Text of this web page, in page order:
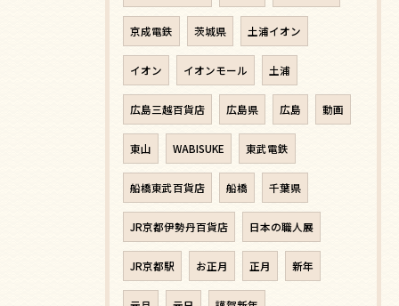
京成電鉄 茨城県 土浦イオン
イオン イオンモール 土浦
広島三越百貨店 広島県 広島 動画
東山 WABISUKE 東武電鉄
船橋東武百貨店 船橋 千葉県
JR京都伊勢丹百貨店 日本の職人展
JR京都駅 お正月 正月 新年